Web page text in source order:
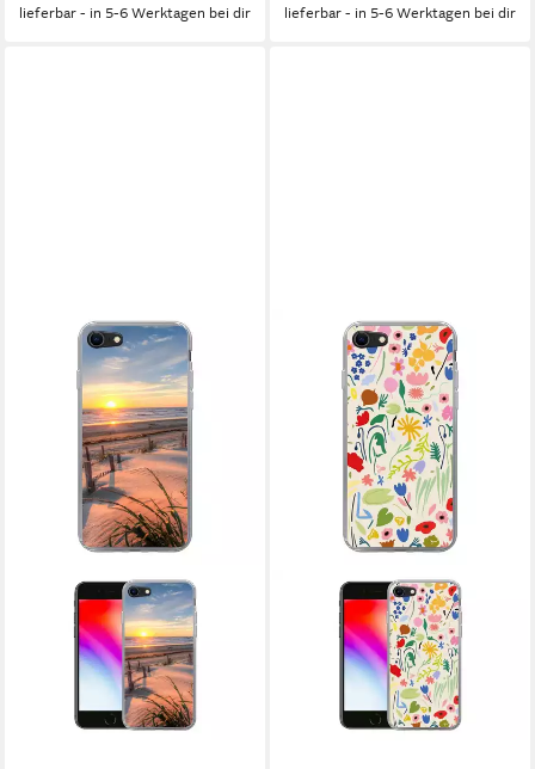
lieferbar - in 5-6 Werktagen bei dir lieferbar - in 5-6 Werktagen bei dir